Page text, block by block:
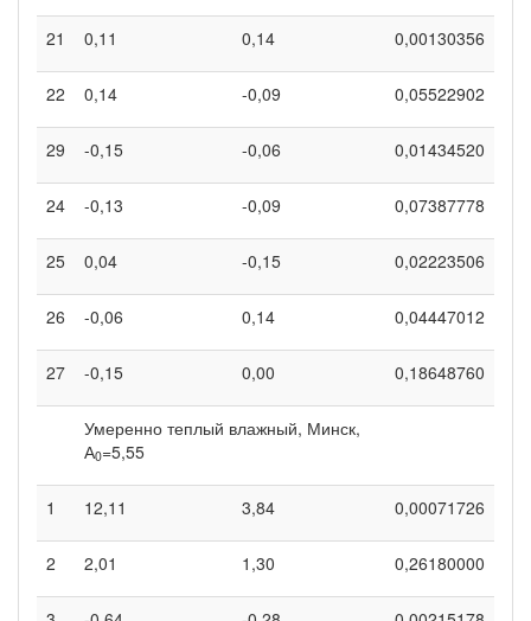
21 0,11 0,14 0,00130356
22 0,14 -0,09 0,05522902
29 -0,15 -0,06 0,01434520
24 -0,13 -0,09 0,07387778
25 0,04 -0,15 0,02223506
26 -0,06 0,14 0,04447012
27 -0,15 0,00 0,18648760
Умеренно теплый влажный, Минск,
А0=5,55
1 12,11 3,84 0,00071726
2 2,01 1,30 0,26180000